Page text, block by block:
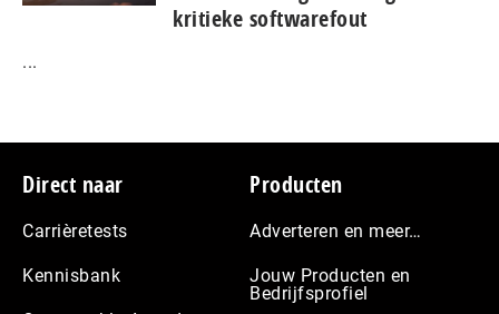
kritieke softwarefout
...
Footer
Direct naar
Carrièretests
Kennisbank
Producten
Adverteren en meer…
Jouw Producten en
Bedrijfsprofiel